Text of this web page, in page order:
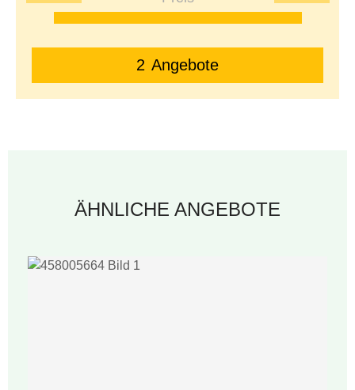
2 Angebote
ÄHNLICHE ANGEBOTE